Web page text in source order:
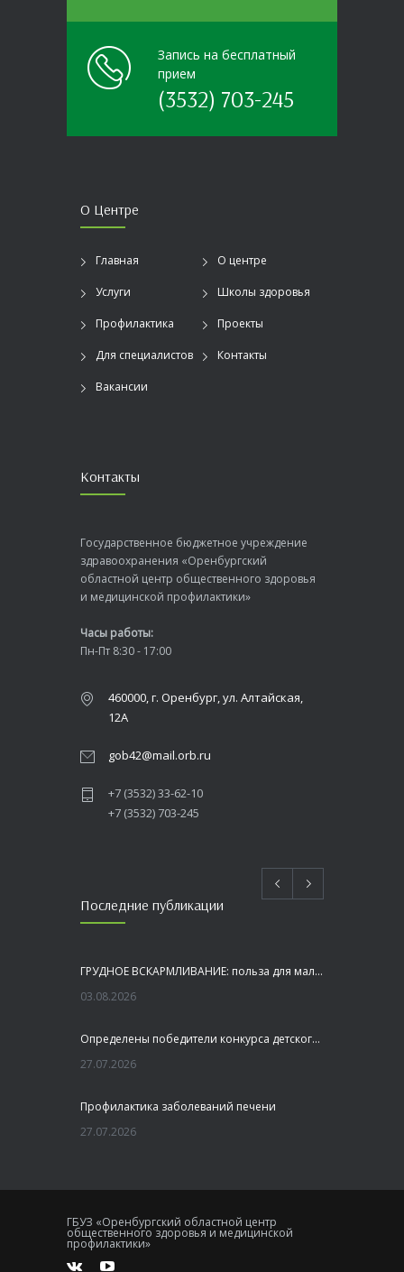
Запись на бесплатный
прием
(3532) 703-245
О Центре
Главная О центре
Услуги Школы здоровья
Профилактика Проекты
Для специалистов Контакты
Вакансии
Контакты
Государственное бюджетное учреждение
здравоохранения «Оренбургский
областной центр общественного здоровья
и медицинской профилактики»
Часы работы:
Пн-Пт 8:30 - 17:00
460000, г. Оренбург, ул. Алтайская,
12А
gob42@mail.orb.ru
+7 (3532) 33-62-10
+7 (3532) 703-245
Последние публикации
ГРУДНОЕ ВСКАРМЛИВАНИЕ: польза для малыша и мамы
03.08.2026
Определены победители конкурса детского рисунка «Я шагаю по Оренбуржью»
27.07.2026
Профилактика заболеваний печени
27.07.2026
Как сохранить здоровье головного мозга
20.07.2026
ГБУЗ «Оренбургский областной центр
общественного здоровья и медицинской
профилактики»